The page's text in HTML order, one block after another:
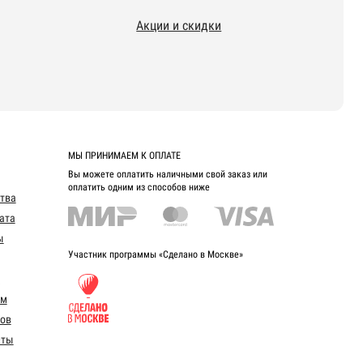
Акции и скидки
МЫ ПРИНИМАЕМ К ОПЛАТЕ
Вы можете оплатить наличными свой заказ или
оплатить одним из способов ниже
Участник программы «Сделано в Москве»